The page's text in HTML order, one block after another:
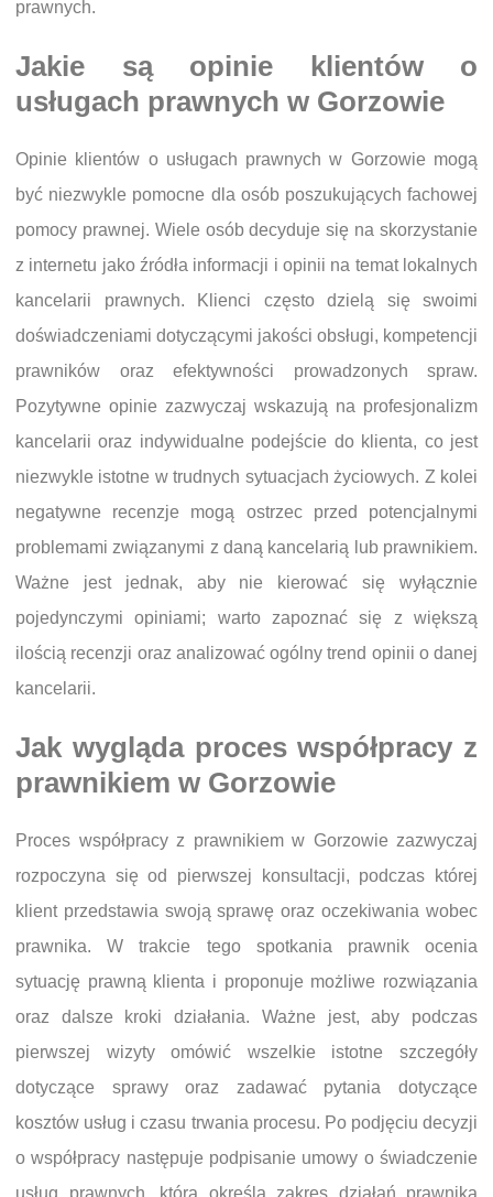
prawnych.
Jakie są opinie klientów o
usługach prawnych w Gorzowie
Opinie klientów o usługach prawnych w Gorzowie mogą
być niezwykle pomocne dla osób poszukujących fachowej
pomocy prawnej. Wiele osób decyduje się na skorzystanie
z internetu jako źródła informacji i opinii na temat lokalnych
kancelarii prawnych. Klienci często dzielą się swoimi
doświadczeniami dotyczącymi jakości obsługi, kompetencji
prawników oraz efektywności prowadzonych spraw.
Pozytywne opinie zazwyczaj wskazują na profesjonalizm
kancelarii oraz indywidualne podejście do klienta, co jest
niezwykle istotne w trudnych sytuacjach życiowych. Z kolei
negatywne recenzje mogą ostrzec przed potencjalnymi
problemami związanymi z daną kancelarią lub prawnikiem.
Ważne jest jednak, aby nie kierować się wyłącznie
pojedynczymi opiniami; warto zapoznać się z większą
ilością recenzji oraz analizować ogólny trend opinii o danej
kancelarii.
Jak wygląda proces współpracy z
prawnikiem w Gorzowie
Proces współpracy z prawnikiem w Gorzowie zazwyczaj
rozpoczyna się od pierwszej konsultacji, podczas której
klient przedstawia swoją sprawę oraz oczekiwania wobec
prawnika. W trakcie tego spotkania prawnik ocenia
sytuację prawną klienta i proponuje możliwe rozwiązania
oraz dalsze kroki działania. Ważne jest, aby podczas
pierwszej wizyty omówić wszelkie istotne szczegóły
dotyczące sprawy oraz zadawać pytania dotyczące
kosztów usług i czasu trwania procesu. Po podjęciu decyzji
o współpracy następuje podpisanie umowy o świadczenie